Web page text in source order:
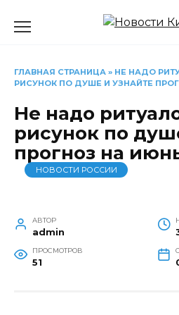
ГЛАВНАЯ СТРАНИЦА » НЕ НАДО
РИСУНОК ПО ДУШЕ И УЗНАЙТЕ
Не надо
рисунок по
прогноз на
НОВОСТИ РОССИИ
АВТОР
admin
ПРОСМОТРОВ
51